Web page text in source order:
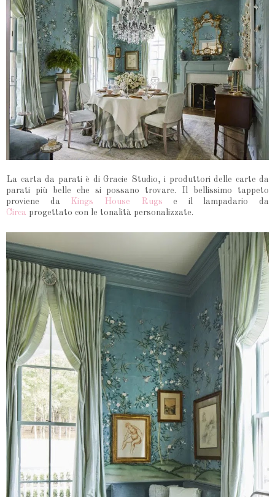
La carta da parati è di Gracie Studio, i produttori delle carte da
parati più belle che si possano trovare. Il bellissimo tappeto
proviene da Kings House Rugse il lampadario da
Circa progettato con le tonalità personalizzate.